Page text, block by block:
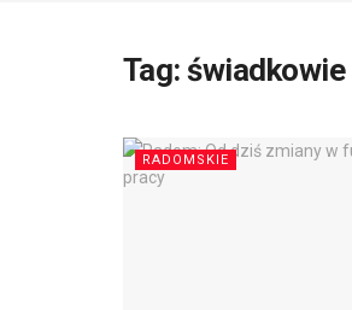
Tag:
RADOMSKIE